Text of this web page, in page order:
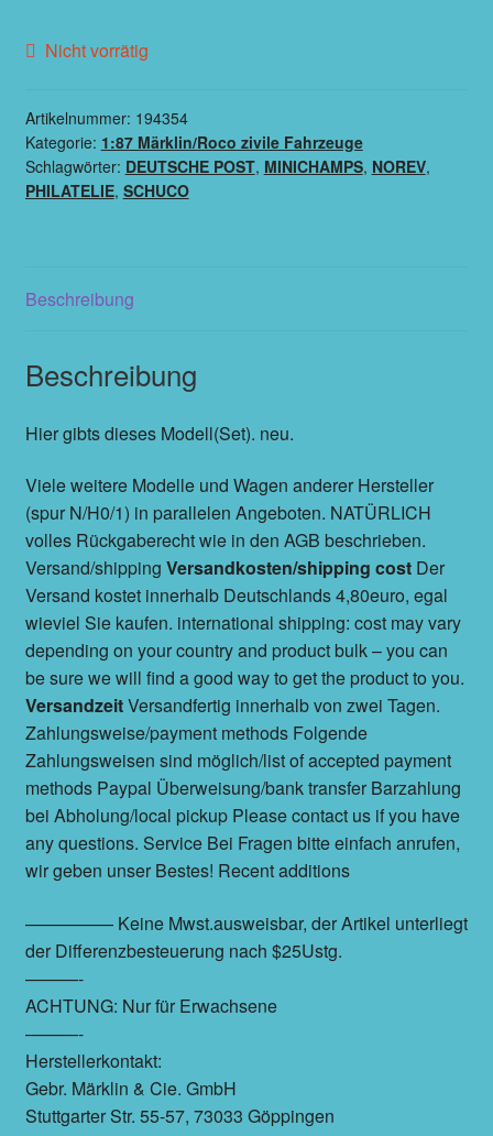
Nicht vorrätig
Artikelnummer: 194354
Kategorie: 1:87 Märklin/Roco zivile Fahrzeuge
Schlagwörter: DEUTSCHE POST, MINICHAMPS, NOREV,
PHILATELIE, SCHUCO
Beschreibung
Beschreibung
Hier gibts dieses Modell(Set). neu.
Viele weitere Modelle und Wagen anderer Hersteller
(spur N/H0/1) in parallelen Angeboten. NATÜRLICH
volles Rückgaberecht wie in den AGB beschrieben.
Versand/shipping Versandkosten/shipping costDer
Versand kostet innerhalb Deutschlands 4,80euro, egal
wieviel Sie kaufen. international shipping: cost may vary
depending on your country and product bulk – you can
be sure we will find a good way to get the product to you.
VersandzeitVersandfertig innerhalb von zwei Tagen.
Zahlungsweise/payment methods Folgende
Zahlungsweisen sind möglich/list of accepted payment
methods Paypal Überweisung/bank transfer Barzahlung
bei Abholung/local pickup Please contact us if you have
any questions. Service Bei Fragen bitte einfach anrufen,
wir geben unser Bestes! Recent additions
————— Keine Mwst.ausweisbar, der Artikel unterliegt
der Differenzbesteuerung nach $25Ustg.
———-
ACHTUNG: Nur für Erwachsene
———-
Herstellerkontakt:
Gebr. Märklin & Cie. GmbH
Stuttgarter Str. 55-57, 73033 Göppingen